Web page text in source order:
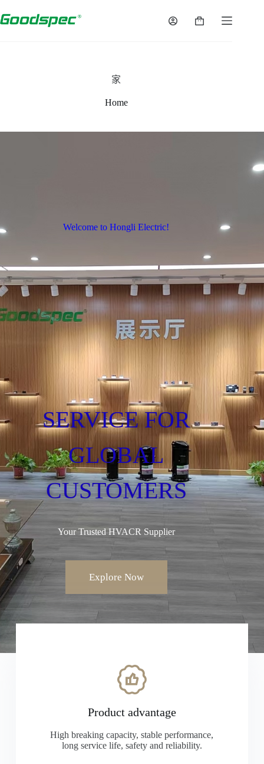
家
Home
Welcome to Hongli Electric!
SERVICE FOR
GLOBAL
CUSTOMERS
Your Trusted HVACR Supplier
Explore Now
Product advantage
High breaking capacity, stable performance,
long service life, safety and reliability.